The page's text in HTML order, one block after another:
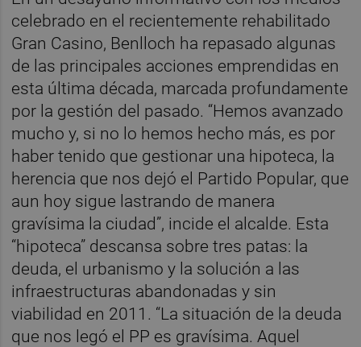
celebrado en el recientemente rehabilitado
Gran Casino, Benlloch ha repasado algunas
de las principales acciones emprendidas en
esta última década, marcada profundamente
por la gestión del pasado. “Hemos avanzado
mucho y, si no lo hemos hecho más, es por
haber tenido que gestionar una hipoteca, la
herencia que nos dejó el Partido Popular, que
aun hoy sigue lastrando de manera
gravísima la ciudad”, incide el alcalde. Esta
“hipoteca” descansa sobre tres patas: la
deuda, el urbanismo y la solución a las
infraestructuras abandonadas y sin
viabilidad en 2011. “La situación de la deuda
que nos legó el PP es gravísima. Aquel